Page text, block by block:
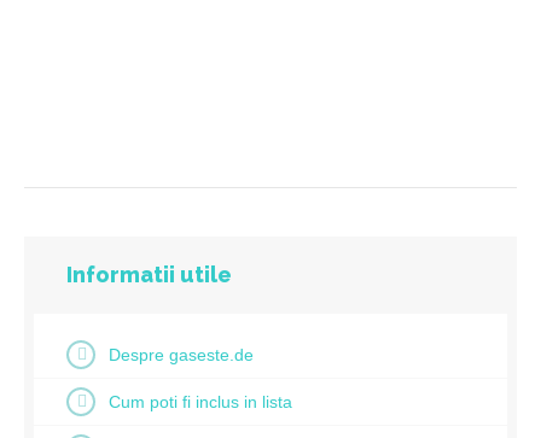
Informatii utile
Despre gaseste.de
Cum poti fi inclus in lista